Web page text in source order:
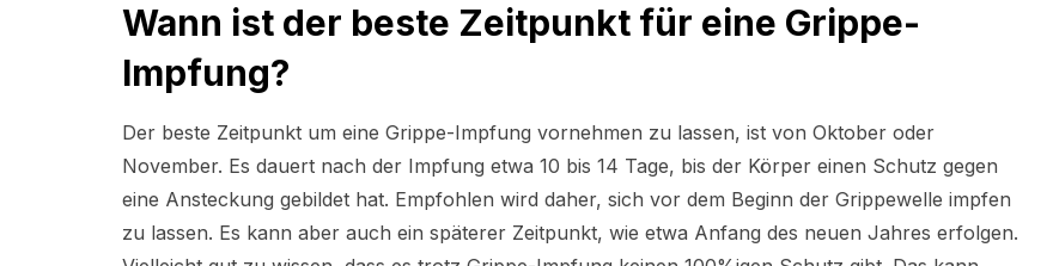
Wann ist der beste Zeitpunkt für eine Grippe-
Impfung?
Der beste Zeitpunkt um eine Grippe-Impfung vornehmen zu lassen, ist von Oktober oder
November. Es dauert nach der Impfung etwa 10 bis 14 Tage, bis der Körper einen Schutz gegen
eine Ansteckung gebildet hat. Empfohlen wird daher, sich vor dem Beginn der Grippewelle impfen
zu lassen. Es kann aber auch ein späterer Zeitpunkt, wie etwa Anfang des neuen Jahres erfolgen.